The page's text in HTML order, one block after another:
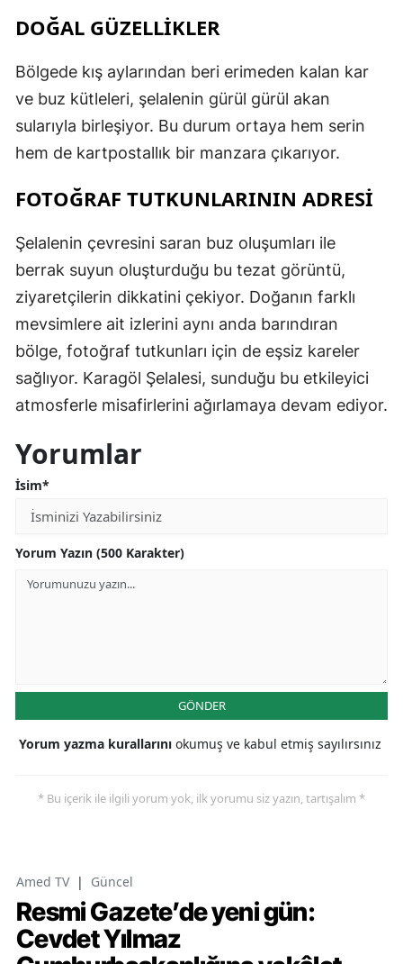
DOĞAL GÜZELLİKLER
Bölgede kış aylarından beri erimeden kalan kar
ve buz kütleleri, şelalenin gürül gürül akan
sularıyla birleşiyor. Bu durum ortaya hem serin
hem de kartpostallık bir manzara çıkarıyor.
FOTOĞRAF TUTKUNLARININ ADRESİ
Şelalenin çevresini saran buz oluşumları ile
berrak suyun oluşturduğu bu tezat görüntü,
ziyaretçilerin dikkatini çekiyor. Doğanın farklı
mevsimlere ait izlerini aynı anda barındıran
bölge, fotoğraf tutkunları için de eşsiz kareler
sağlıyor. Karagöl Şelalesi, sunduğu bu etkileyici
atmosferle misafirlerini ağırlamaya devam ediyor.
Yorumlar
İsim*
Yorum Yazın (500 Karakter)
GÖNDER
Yorum yazma kurallarını okumuş ve kabul etmiş sayılırsınız
* Bu içerik ile ilgili yorum yok, ilk yorumu siz yazın, tartışalım *
Amed TV | Güncel
Resmi Gazete’de yeni gün:
Cevdet Yılmaz